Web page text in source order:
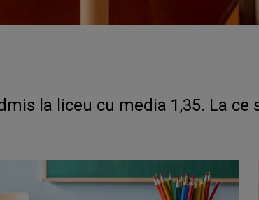
la liceu cu media 1,35. La